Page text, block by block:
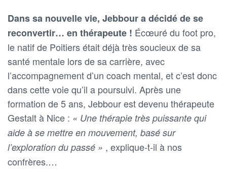
Dans sa nouvelle vie, Jebbour a décidé de se
reconvertir… en thérapeute ! Écœuré du foot pro,
le natif de Poitiers était déjà très soucieux de sa
santé mentale lors de sa carrière, avec
l’accompagnement d’un coach mental, et c’est donc
dans cette voie qu’il a poursuivi. Après une
formation de 5 ans, Jebbour est devenu thérapeute
Gestalt à Nice : « Une thérapie très puissante qui
aide à se mettre en mouvement, basé sur
l’exploration du passé » , explique-t-il à nos
confrères.…